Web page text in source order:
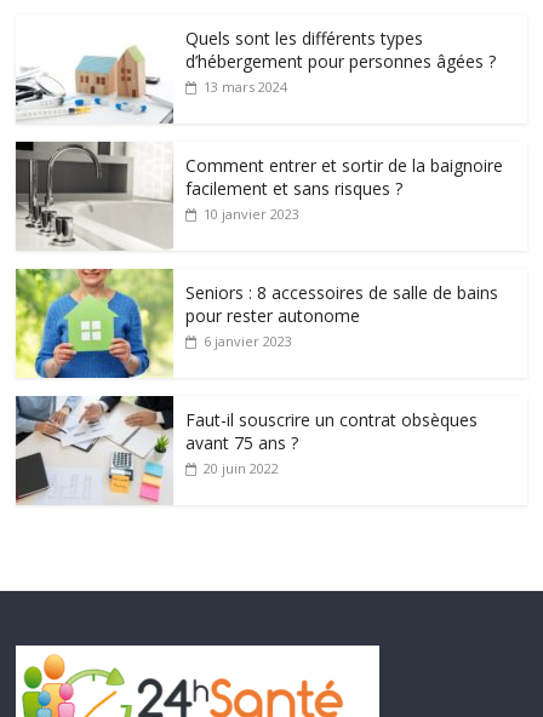
Quels sont les différents types
d’hébergement pour personnes âgées ?
13 mars 2024
Comment entrer et sortir de la baignoire
facilement et sans risques ?
10 janvier 2023
Seniors : 8 accessoires de salle de bains
pour rester autonome
6 janvier 2023
Faut-il souscrire un contrat obsèques
avant 75 ans ?
20 juin 2022